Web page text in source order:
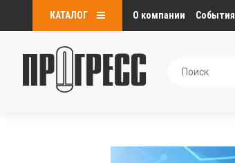
КАТАЛОГ О компании События